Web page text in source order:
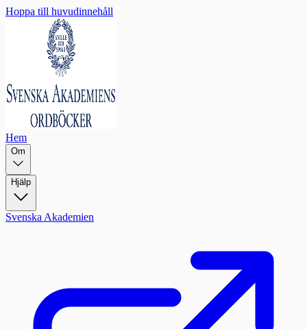
Hoppa till huvudinnehåll
Hem
Om
Hjälp
Svenska Akademien